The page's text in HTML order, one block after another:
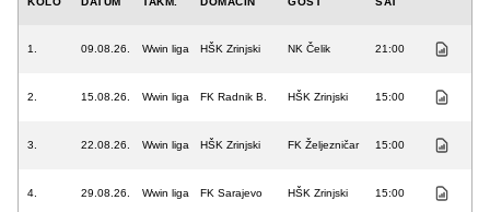
1. 09.08.26. Wwin liga HŠK Zrinjski NK Čelik 21:00
2. 15.08.26. Wwin liga FK Radnik B. HŠK Zrinjski 15:00
3. 22.08.26. Wwin liga HŠK Zrinjski FK Željezničar 15:00
4. 29.08.26. Wwin liga FK Sarajevo HŠK Zrinjski 15:00